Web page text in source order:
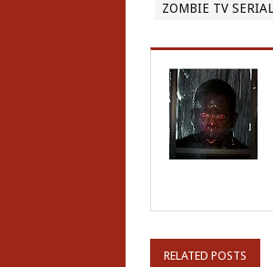
ZOMBIE TV SERIAL
RELATED POSTS